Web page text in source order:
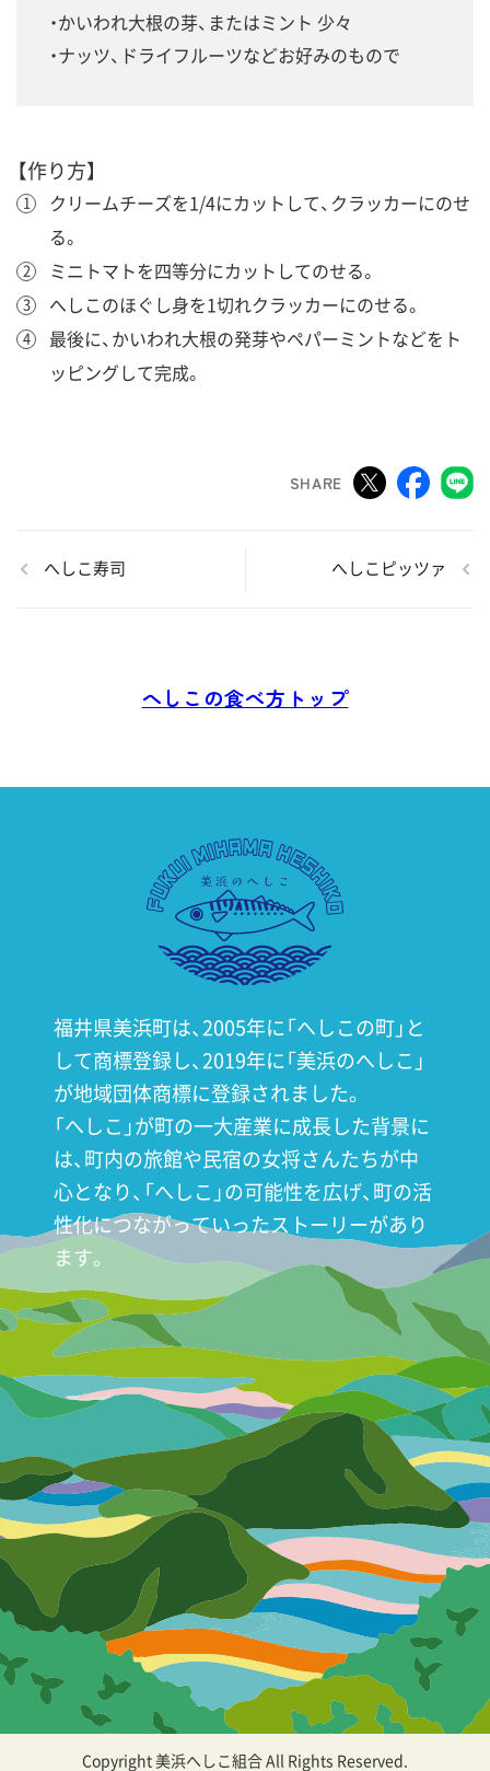
かいわれ大根の芽、またはミント 少々
ナッツ、ドライフルーツなどお好みのもので
【作り方】
クリームチーズを1/4にカットして、クラッカーにのせ
る。
ミニトマトを四等分にカットしてのせる。
へしこのほぐし身を1切れクラッカーにのせる。
最後に、かいわれ大根の発芽やペパーミントなどをト
ッピングして完成。
SHARE
へしこ寿司 へしこピッツァ
へしこの食べ方トップ
福井県美浜町は、2005年に「へしこの町」と
して商標登録し、 2019年に「美浜のへしこ」
が地域団体商標に登録されました。
「へしこ」が町の一大産業に成長した背景に
は、町内の旅館や 民宿の女将さんたちが中
心となり、「へしこ」の可能性を広げ、 町の活
性化につながっていったストーリーがあり
ます。
Copyright 美浜へしこ組合 All Rights Reserved.